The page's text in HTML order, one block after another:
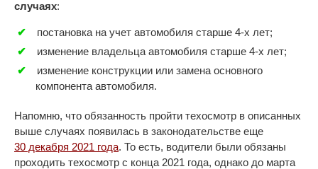
случаях:
постановка на учет автомобиля старше 4-х лет;
изменение владельца автомобиля старше 4-х лет;
изменение конструкции или замена основного
компонента автомобиля.
Напомню, что обязанность пройти техосмотр в описанных
выше случаях появилась в законодательстве еще
30 декабря 2021 года. То есть, водители были обязаны
проходить техосмотр с конца 2021 года, однако до марта